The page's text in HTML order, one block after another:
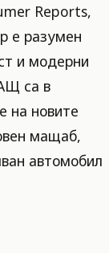
Reports,
е разумен
и модерни
са в
на новите
мащаб,
автомобил